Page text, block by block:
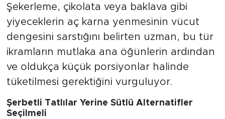
Şekerleme, çikolata veya baklava gibi
yiyeceklerin aç karna yenmesinin vücut
dengesini sarstığını belirten uzman, bu tür
ikramların mutlaka ana öğünlerin ardından
ve oldukça küçük porsiyonlar halinde
tüketilmesi gerektiğini vurguluyor.
Şerbetli Tatlılar Yerine Sütlü Alternatifler
Seçilmeli